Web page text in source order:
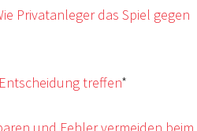
Privatanleger das Spiel gegen
treffen*